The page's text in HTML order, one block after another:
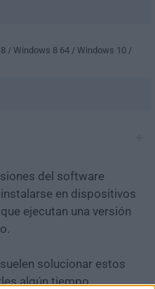
/ Windows 8 64 / Windows 10 /
del software
en dispositivos
ejecutan una versión
solucionar estos
algún tiempo.